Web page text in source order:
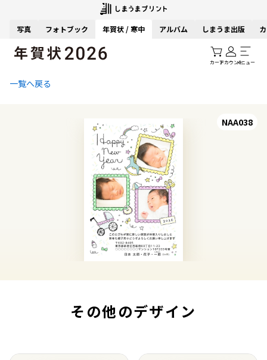
写真 フォトブック 年賀状 / 寒中 アルバム しまうま出版
カートアカウントメニュー
一覧へ戻る
NAA038
その他のデザイン